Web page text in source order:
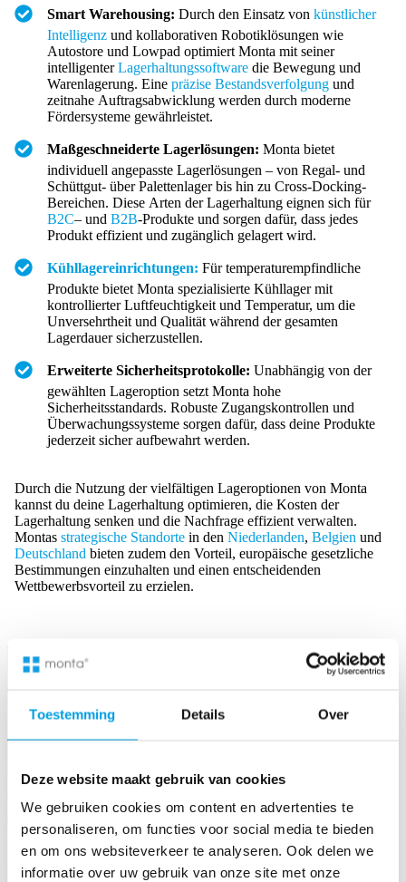
Toestemming Details Over
Deze website maakt gebruik van cookies
We gebruiken cookies om content en advertenties te
personaliseren, om functies voor social media te bieden
en om ons websiteverkeer te analyseren. Ook delen we
informatie over uw gebruik van onze site met onze
Smart Warehousing: Durch den Einsatz von künstlicher
Intelligenz und kollaborativen Robotiklösungen wie
Autostore und Lowpad optimiert Monta mit seiner
intelligenterLagerhaltungssoftware die Bewegung und
Warenlagerung. Eine präzise Bestandsverfolgung und
zeitnahe Auftragsabwicklung werden durch moderne
Fördersysteme gewährleistet.
Maßgeschneiderte Lagerlösungen: Monta bietet
individuell angepasste Lagerlösungen – von Regal- und
Schüttgut- über Palettenlager bis hin zu Cross-Docking-
Bereichen. Diese Arten der Lagerhaltung eignen sich für
B2C– und B2B-Produkte und sorgen dafür, dass jedes
Produkt effizient und zugänglich gelagert wird.
Kühllagereinrichtungen: Für temperaturempfindliche
Produkte bietet Monta spezialisierte Kühllager mit
kontrollierter Luftfeuchtigkeit und Temperatur, um die
Unversehrtheit und Qualität während der gesamten
Lagerdauer sicherzustellen.
Erweiterte Sicherheitsprotokolle: Unabhängig von der
gewählten Lageroption setzt Monta hohe
Sicherheitsstandards. Robuste Zugangskontrollen und
Überwachungssysteme sorgen dafür, dass deine Produkte
jederzeit sicher aufbewahrt werden.
Durch die Nutzung der vielfältigen Lageroptionen von Monta
kannst du deine Lagerhaltung optimieren, die Kosten der
Lagerhaltung senken und die Nachfrage effizient verwalten.
Montas strategische Standorte in den Niederlanden, Belgien und
Deutschland bieten zudem den Vorteil, europäische gesetzliche
Bestimmungen einzuhalten und einen entscheidenden
Wettbewerbsvorteil zu erzielen.